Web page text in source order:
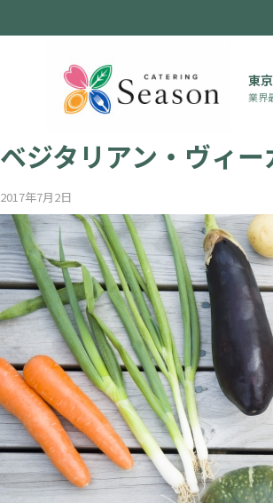
東
業界
SEASONブログ
ベジタリアン・ヴィ
2017年7月2日